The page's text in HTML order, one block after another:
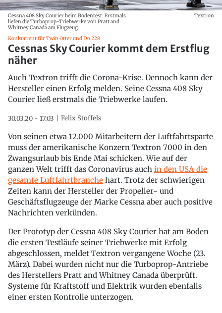
Cessna 408 Sky Courier beim Bodentest: Erstmals
liefen die Turboprop-Triebwerke von Pratt and
Whitney Canada am Flugzeug.
Textron
Konkurrent für Twin Otter und Do 228
Cessnas Sky Courier kommt dem Erstflug
näher
Auch Textron trifft die Corona-Krise. Dennoch kann der
Hersteller einen Erfolg melden. Seine Cessna 408 Sky
Courier ließ erstmals die Triebwerke laufen.
30.03.20 - 17:03 Felix Stoffels
Von seinen etwa 12.000 Mitarbeitern der Luftfahrtsparte
muss der amerikanische Konzern Textron 7000 in den
Zwangsurlaub bis Ende Mai schicken. Wie auf der
ganzen Welt trifft das Coronavirus auch in den USA die
gesamte Luftfahrtbranche hart. Trotz der schwierigen
Zeiten kann der Hersteller der Propeller- und
Geschäftsflugzeuge der Marke Cessna aber auch positive
Nachrichten verkünden.
Der Prototyp der Cessna 408 Sky Courier hat am Boden
die ersten Testläufe seiner Triebwerke mit Erfolg
abgeschlossen, meldet Textron vergangene Woche (23.
März). Dabei wurden nicht nur die Turboprop-Antriebe
des Herstellers Pratt and Whitney Canada überprüft.
Systeme für Kraftstoff und Elektrik wurden ebenfalls
einer ersten Kontrolle unterzogen.